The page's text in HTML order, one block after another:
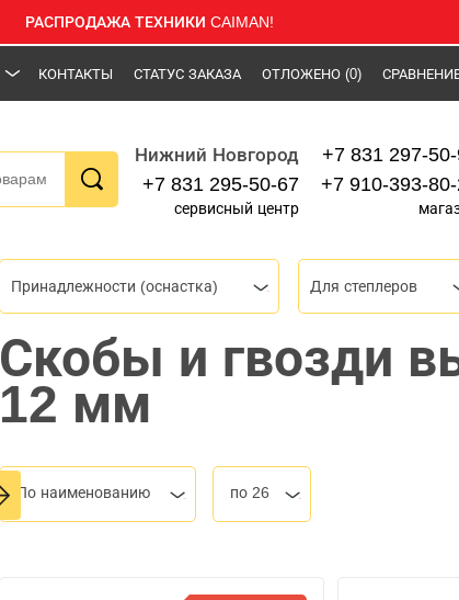
РАСПРОДАЖА ТЕХНИКИ CAIMAN!
КОНТАКТЫ СТАТУС ЗАКАЗА ОТЛОЖЕНО (0)
Нижний Новгород
+7 831 295-50-67
сервисный центр
+7 831 297-
+7 910-393-
Принадлежности (оснастка) Для степлеров
Скобы и гвозди
12 мм
По наименованию по 26